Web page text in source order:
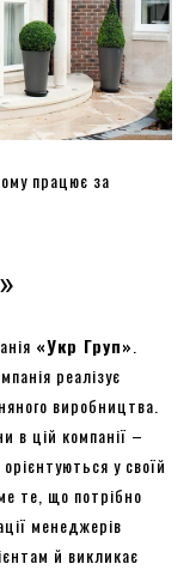
працює за
«Укр Груп»
реалізує
виробництва.
в цій компанії –
у своїй
те, що потрібно
менеджерів
й викликає